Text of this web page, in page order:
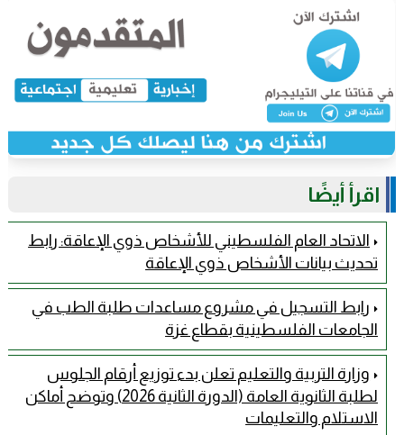
اقرأ أيضًا
الاتحاد العام الفلسطيني للأشخاص ذوي الإعاقة: رابط
تحديث بيانات الأشخاص ذوي الإعاقة
رابط التسجيل في مشروع مساعدات طلبة الطب في
الجامعات الفلسطينية بقطاع غزة
وزارة التربية والتعليم تعلن بدء توزيع أرقام الجلوس
لطلبة الثانوية العامة (الدورة الثانية 2026) وتوضح أماكن
الاستلام والتعليمات